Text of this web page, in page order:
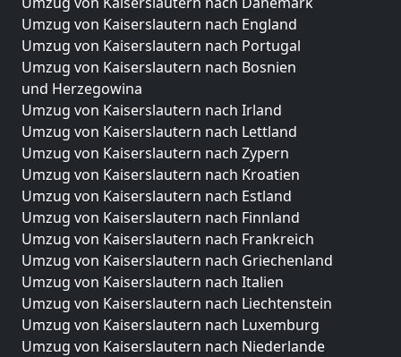
Umzug von Kaiserslautern nach England
Umzug von Kaiserslautern nach Portugal
Umzug von Kaiserslautern nach Bosnien
und Herzegowina
Umzug von Kaiserslautern nach Irland
Umzug von Kaiserslautern nach Lettland
Umzug von Kaiserslautern nach Zypern
Umzug von Kaiserslautern nach Kroatien
Umzug von Kaiserslautern nach Estland
Umzug von Kaiserslautern nach Finnland
Umzug von Kaiserslautern nach Frankreich
Umzug von Kaiserslautern nach Griechenland
Umzug von Kaiserslautern nach Italien
Umzug von Kaiserslautern nach Liechtenstein
Umzug von Kaiserslautern nach Luxemburg
Umzug von Kaiserslautern nach Niederlande